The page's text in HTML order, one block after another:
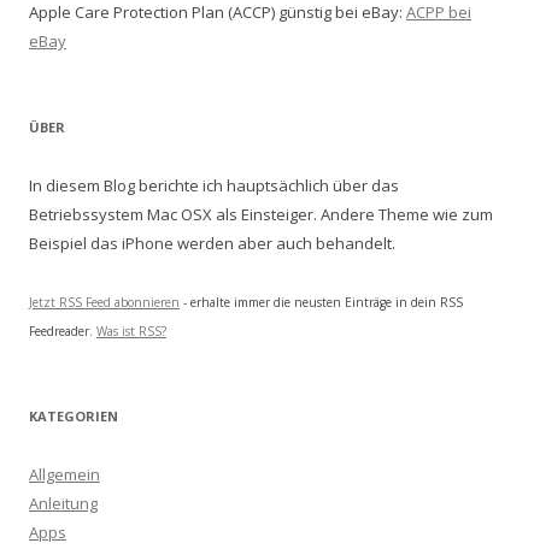
Apple Care Protection Plan (ACCP) günstig bei eBay: ACPP bei
eBay
ÜBER
In diesem Blog berichte ich hauptsächlich über das
Betriebssystem Mac OSX als Einsteiger. Andere Theme wie zum
Beispiel das iPhone werden aber auch behandelt.
Jetzt RSS Feed abonnieren - erhalte immer die neusten Einträge in dein RSS
Feedreader. Was ist RSS?
KATEGORIEN
Allgemein
Anleitung
Apps